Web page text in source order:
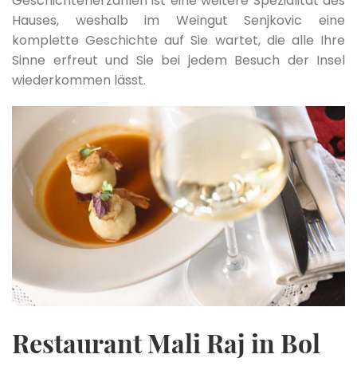
Hauses, weshalb im Weingut Senjkovic eine
komplette Geschichte auf Sie wartet, die alle Ihre
Sinne erfreut und Sie bei jedem Besuch der Insel
wiederkommen lässt.
Restaurant Mali Raj in Bol